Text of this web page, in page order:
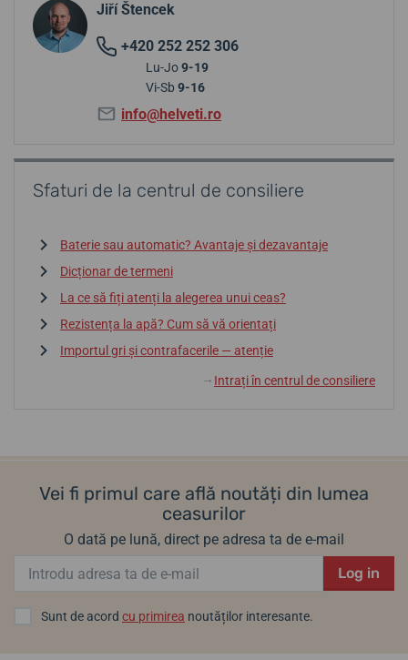
Jiří Štencek
+420 252 252 306
Lu-Jo9-19
Vi-Sb 9-16
info@helveti.ro
Sfaturi de la centrul de consiliere
Baterie sau automatic? Avantaje și dezavantaje
Dicționar de termeni
La ce să fiți atenți la alegerea unui ceas?
Rezistența la apă? Cum să vă orientați
Importul gri și contrafacerile — atenție
↓ Intrați în centrul de consiliere
Vei fi primul care află noutăți din lumea
ceasurilor
O dată pe lună, direct pe adresa ta de e-mail
Log in
Sunt de acord cu primirea noutăților interesante.